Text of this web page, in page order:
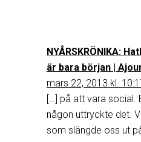
NYÅRSKRÖNIKA:
är bara början |
mars 22, 2013 kl.
[…] på att vara social.
någon uttryckte det.
som slängde oss ut